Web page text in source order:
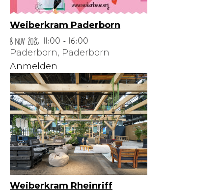
Weiberkram Paderborn
8 Nov 2026
11:00 - 16:00
Paderborn, Paderborn
Anmelden
Weiberkram Rheinriff